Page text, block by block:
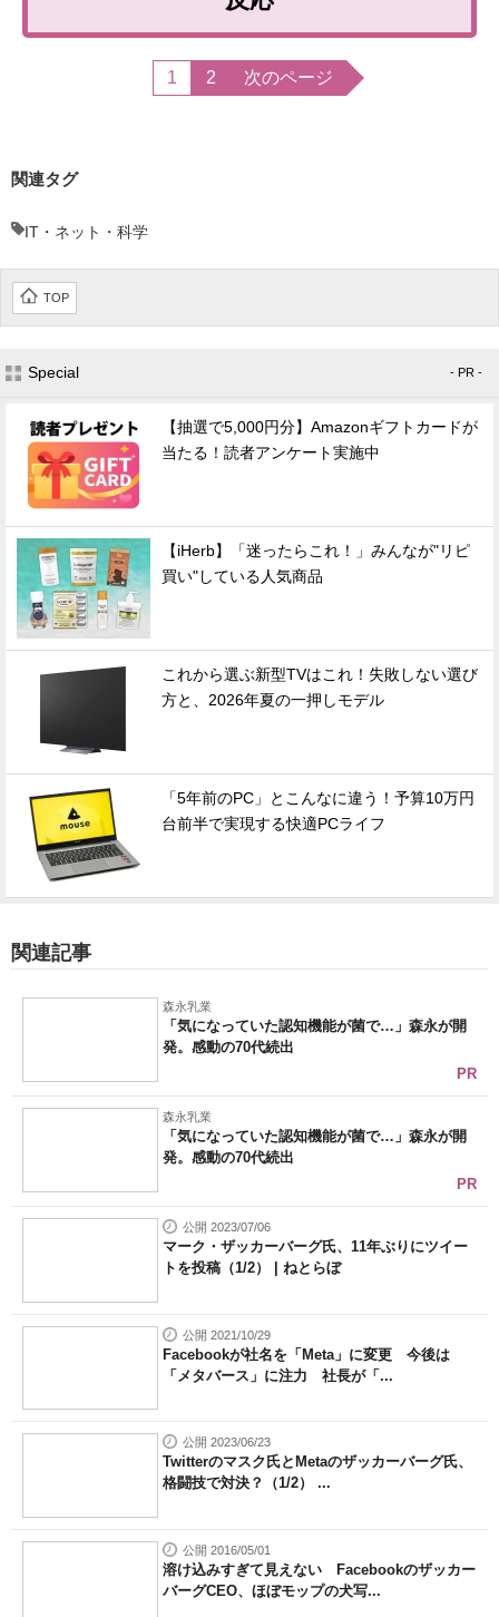
1 2 次のページ
関連タグ
IT・ネット・科学
TOP
Special - PR -
【抽選で5,000円分】Amazonギフトカードが
当たる！読者アンケート実施中
【iHerb】「迷ったらこれ！」みんなが"リピ
買い"している人気商品
これから選ぶ新型TVはこれ！失敗しない選び
方と、2026年夏の一押しモデル
「5年前のPC」とこんなに違う！予算10万円
台前半で実現する快適PCライフ
関連記事
森永乳業
「気になっていた認知機能が菌で…」森永が開
発。感動の70代続出
PR
森永乳業
「気になっていた認知機能が菌で…」森永が開
発。感動の70代続出
PR
公開 2023/07/06
マーク・ザッカーバーグ氏、11年ぶりにツイー
トを投稿（1/2） | ねとらぼ
公開 2021/10/29
Facebookが社名を「Meta」に変更 今後は
「メタバース」に注力 社長が「...
公開 2023/06/23
Twitterのマスク氏とMetaのザッカーバーグ氏、
格闘技で対決？（1/2） ...
公開 2016/05/01
溶け込みすぎて見えない Facebookのザッカー
バーグCEO、ほぼモップの犬写...